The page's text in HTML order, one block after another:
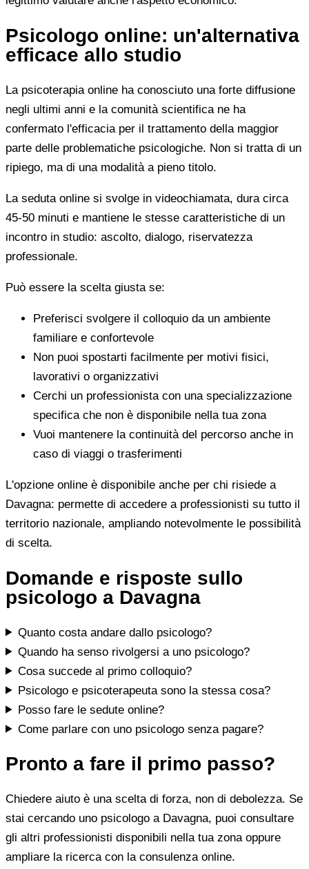
Psicologo online: un'alternativa
efficace allo studio
La psicoterapia online ha conosciuto una forte diffusione
negli ultimi anni e la comunità scientifica ne ha
confermato l'efficacia per il trattamento della maggior
parte delle problematiche psicologiche. Non si tratta di un
ripiego, ma di una modalità a pieno titolo.
La seduta online si svolge in videochiamata, dura circa
45-50 minuti e mantiene le stesse caratteristiche di un
incontro in studio: ascolto, dialogo, riservatezza
professionale.
Può essere la scelta giusta se:
Preferisci svolgere il colloquio da un ambiente
familiare e confortevole
Non puoi spostarti facilmente per motivi fisici,
lavorativi o organizzativi
Cerchi un professionista con una specializzazione
specifica che non è disponibile nella tua zona
Vuoi mantenere la continuità del percorso anche in
caso di viaggi o trasferimenti
L'opzione online è disponibile anche per chi risiede a
Davagna: permette di accedere a professionisti su tutto il
territorio nazionale, ampliando notevolmente le possibilità
di scelta.
Domande e risposte sullo
psicologo a Davagna
Quanto costa andare dallo psicologo?
Quando ha senso rivolgersi a uno psicologo?
Cosa succede al primo colloquio?
Psicologo e psicoterapeuta sono la stessa cosa?
Posso fare le sedute online?
Come parlare con uno psicologo senza pagare?
Pronto a fare il primo passo?
Chiedere aiuto è una scelta di forza, non di debolezza. Se
stai cercando uno psicologo a Davagna, puoi consultare
gli altri professionisti disponibili nella tua zona oppure
ampliare la ricerca con la consulenza online.